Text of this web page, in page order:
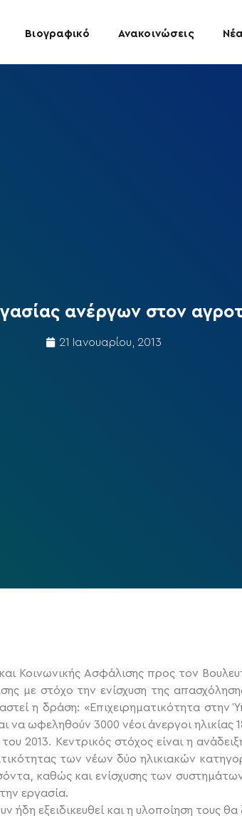
Βιογραφικό Ανακοινώσεις Νέα
ανέργων στον
21 Ιανουαρίου, 2013
Κοινωνικής Ασφάλισης προς τον
με στόχο την ενίσχυση της
η δράση: «Επιχειρηματικότητα
να ωφεληθούν 3000 νέοι άνεργοι ηλικίας
2013. Κεντρικός στόχος είναι η
των νέων δύο ηλικιακών
καθώς και ενίσχυσης των
εργασία.
ήδη εξειδικευθεί και η υλοποίηση τους